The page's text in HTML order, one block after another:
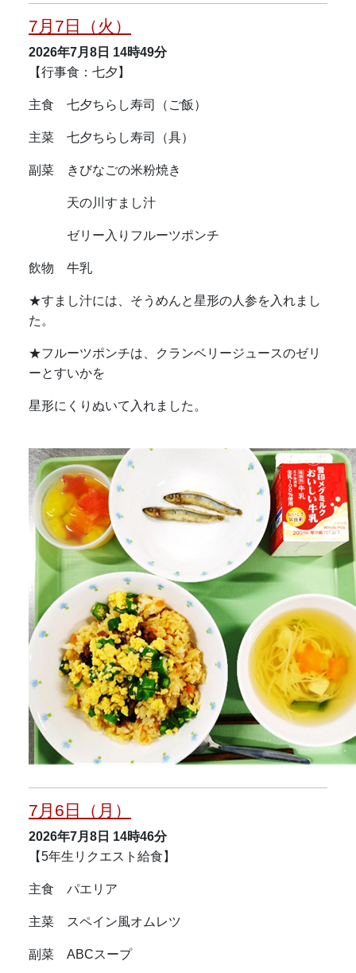
7月7日（火）
2026年7月8日 14時49分
【行事食：七夕】
主食 七夕ちらし寿司（ご飯）
主菜 七夕ちらし寿司（具）
副菜 きびなごの米粉焼き
天の川すまし汁
ゼリー入りフルーツポンチ
飲物 牛乳
★すまし汁には、そうめんと星形の人参を入れまし
た。
★フルーツポンチは、クランベリージュースのゼリ
ーとすいかを
星形にくりぬいて入れました。
7月6日（月）
2026年7月8日 14時46分
【5年生リクエスト給食】
主食 パエリア
主菜 スペイン風オムレツ
副菜 ABCスープ